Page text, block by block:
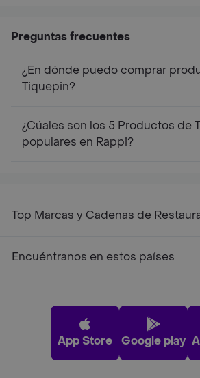
Preguntas frecuentes
¿En dónde puedo comprar
Tiquepin?
¿Cúales son los 5 Productos de
populares en Rappi?
Top Marcas y Cadenas de
Encuéntranos en estos países
App Store Google play